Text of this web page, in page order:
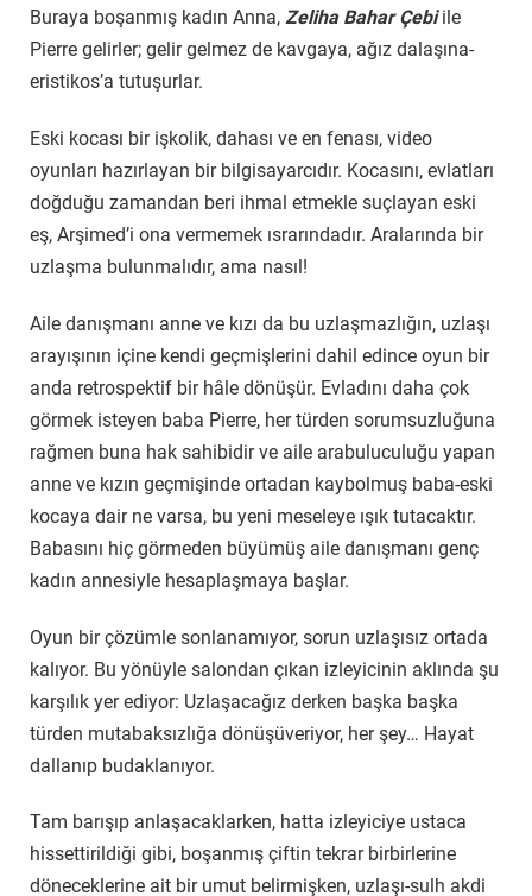
Buraya boşanmış kadın Anna, Zeliha Bahar Çebiile
Pierre gelirler; gelir gelmez de kavgaya, ağız dalaşına-
eristikos’a tutuşurlar.
Eski kocası bir işkolik, dahası ve en fenası, video
oyunları hazırlayan bir bilgisayarcıdır. Kocasını, evlatları
doğduğu zamandan beri ihmal etmekle suçlayan eski
eş, Arşimed’i ona vermemek ısrarındadır. Aralarında bir
uzlaşma bulunmalıdır, ama nasıl!
Aile danışmanı anne ve kızı da bu uzlaşmazlığın, uzlaşı
arayışının içine kendi geçmişlerini dahil edince oyun bir
anda retrospektif bir hâle dönüşür. Evladını daha çok
görmek isteyen baba Pierre, her türden sorumsuzluğuna
rağmen buna hak sahibidir ve aile arabuluculuğu yapan
anne ve kızın geçmişinde ortadan kaybolmuş baba-eski
kocaya dair ne varsa, bu yeni meseleye ışık tutacaktır.
Babasını hiç görmeden büyümüş aile danışmanı genç
kadın annesiyle hesaplaşmaya başlar.
Oyun bir çözümle sonlanamıyor, sorun uzlaşısız ortada
kalıyor. Bu yönüyle salondan çıkan izleyicinin aklında şu
karşılık yer ediyor: Uzlaşacağız derken başka başka
türden mutabaksızlığa dönüşüveriyor, her şey… Hayat
dallanıp budaklanıyor.
Tam barışıp anlaşacaklarken, hatta izleyiciye ustaca
hissettirildiği gibi, boşanmış çiftin tekrar birbirlerine
döneceklerine ait bir umut belirmişken, uzlaşı-sulh akdi